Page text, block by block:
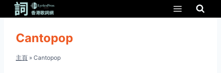
Cantopop
主頁 » Cantopop